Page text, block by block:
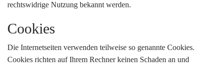
rechtswidrige Nutzung bekannt werden.
Cookies
Die Internetseiten verwenden teilweise so genannte Cookies.
Cookies richten auf Ihrem Rechner keinen Schaden an und